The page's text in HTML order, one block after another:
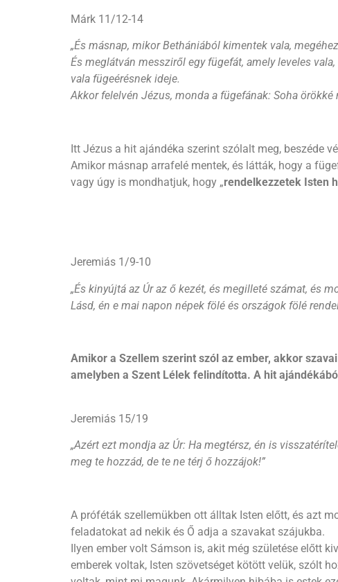
Márk 11/12-14
„És másnap, mikor Bethániából kimentek vala,
És meglátván messziről egy fügefát, amely leveles
vala fügeérésnek ideje.
Akkor felelvén Jézus, monda a fügefának: Soha
Itt Jézus a hit ajándéka szerint szólalt meg, beszéde
Amikor másnap arrafelé mentek, és látták, hogy a
vagy úgy is mondhatjuk, hogy „rendelkezzetek Isten
Jeremiás 1/9-10
„És kinyújtá az Úr az ő kezét, és megilleté számat, és
Lásd, én e mai napon népek fölé és országok fölé
Amikor a Szellem szerint szól az ember, akkor
amelyben a Szent Lélek felindította. A hit
Jeremiás 15/19
„Azért ezt mondja az Úr: Ha megtérsz, én is
meg te hozzád, de te ne térj ő hozzájok!”
A próféták szellemükben ott álltak Isten előtt, és azt
feladatokat ad nekik és Ő adja a szavakat szájukba.
Ilyen ember volt Sámson is, akit még születése előtt
emberek voltak, Isten szövetséget kötött velük, szólt